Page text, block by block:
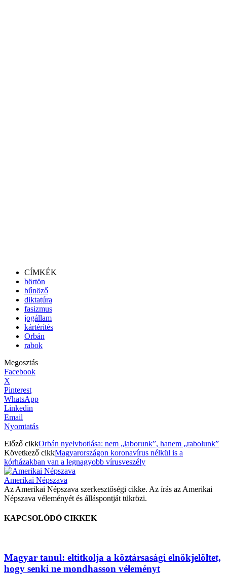
CÍMKÉK
börtön
bűnöző
diktatúra
fasizmus
jogállam
kártérítés
Orbán
rabok
Megosztás
Facebook
X
Pinterest
WhatsApp
Linkedin
Email
Nyomtatás
Előző cikkOrbán nyelvbotlása: nem „laborunk”, hanem „rabolunk”
Következő cikkMagyarországon koronavírus nélkül is a
kórházakban van a legnagyobb vírusveszély
Amerikai Népszava
Az Amerikai Népszava szerkesztőségi cikke. Az írás az Amerikai
Népszava véleményét és álláspontját tükrözi.
KAPCSOLÓDÓ CIKKEK
Magyar tanul: eltitkolja a köztársasági elnökjelöltet,
hogy senki ne mondhasson véleményt